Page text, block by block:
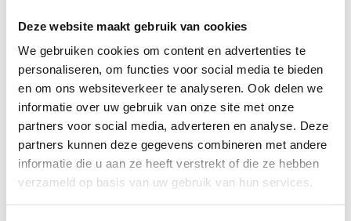
Deze website maakt gebruik van cookies
We gebruiken cookies om content en advertenties te
personaliseren, om functies voor social media te bieden
en om ons websiteverkeer te analyseren. Ook delen we
informatie over uw gebruik van onze site met onze
partners voor social media, adverteren en analyse. Deze
partners kunnen deze gegevens combineren met andere
informatie die u aan ze heeft verstrekt of die ze hebben
verzameld op basis van uw gebruik van hun services.
Rode Looproute:
Lengte: 3,33 km
Deze populaire route biedt een goede balans tussen
afstand en uitdaging. Grotendeels onverhard, ideaal
voor een gemiddelde loopafstand.
Alle routes zijn uitstekend bewegwijzerd en bieden een
prachtige omgeving om te genieten. Kom en ervaar de
schoonheid van het Zilvermeer in Mol!
Klaar om te starten? Trek je loopschoenen aan en ontdek